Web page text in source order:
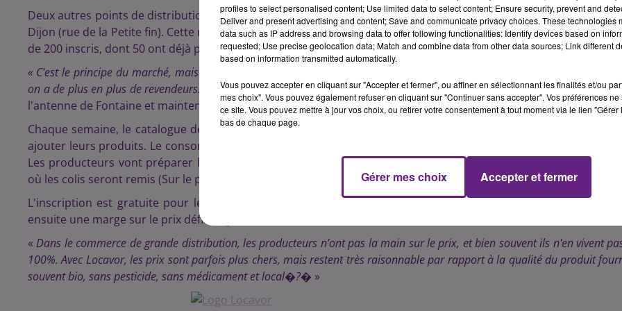
Deux autres points de distribution existent déjà en Côte-d'Or : à Chenôve (avenue Rolland Carraz) et à Fontaine-
Dijon (rue de la Petite fin). Cette nouvelle antenne dijonnaise jouit, après moins d'une semaine d'ouverture, de
de 200 inscris, dont 50 ont déjà passé commande.
« C'est le principe du marché, mais étendu grâce à Internet. Seuls quelques producteurs locaux sont présents sur le
on a de plus en plus de revendeurs. Sur notre site, ce sont tous des producteurs.» nous confie Nicolas De Rotz, gérant
l'antenne de Fontaine et maintenant, de Dijon.
Chaque semaine, le catalogue des produits disponibles est mis à jour par l'ensemble des producteurs, qui vous
ajouter leurs produits. Le consommateur peut ensuite sélectionner les produits qui l'intéressent et payer en
Les producteurs vont préparer les commandes avant de retrouver les client pour un rendez-vous
où les colis seront remis (Sur le parking de la Maison Régionale de l'Innovation - 64, A rue Sully)
L'inscription est gratuite pour le consommateur. Le producteur lui fixe le prix de son produit et le site
ensuite une marge sur le prix définitif pour ses frais de fonctionnement.
«Dans le commerce de grande distribution, les producteurs n'ont pas la main sur le prix, et bien souvent ils n'en vivent
100%. Avec Locavor, les prix sont parfois plus chers, mais restent très raisonnable par rapport à la qualité du produit
souvent bio, sans pesticide, sans médicament et local�?� »
profiles to select personalised content; Use limited data to select content; Ensure security, prevent and
Deliver and present advertising and content; Save and communicate privacy choices. These technologies
data such as IP address and browsing data to offer following functionalities: Identify devices based on
requested; Use precise geolocation data; Match and combine data from other data sources; Link different
based on information transmitted automatically.
Vous pouvez accepter en cliquant sur "Accepter et fermer", ou affiner en sélectionnant les finalités et/ou
mes choix". Vous pouvez également refuser en cliquant sur "Continuer sans accepter". Vos préférences
ce site. Vous pouvez mettre à jour vos choix, ou retirer votre consentement à tout moment via le lien
bas de chaque page.
Gérer mes choix Accepter et fermer